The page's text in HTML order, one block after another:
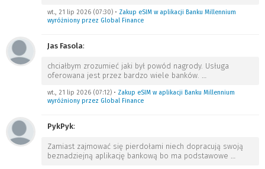
wt., 21 lip 2026 (07:30) • Zakup eSIM w aplikacji Banku Millennium
wyróżniony przez Global Finance
Jas Fasola:
chciałbym zrozumieć jaki był powód nagrody. Usługa
oferowana jest przez bardzo wiele banków. …
wt., 21 lip 2026 (07:12) • Zakup eSIM w aplikacji Banku Millennium
wyróżniony przez Global Finance
PykPyk:
Zamiast zajmować się pierdołami niech dopracują swoją
beznadziejną aplikację bankową bo ma podstawowe …